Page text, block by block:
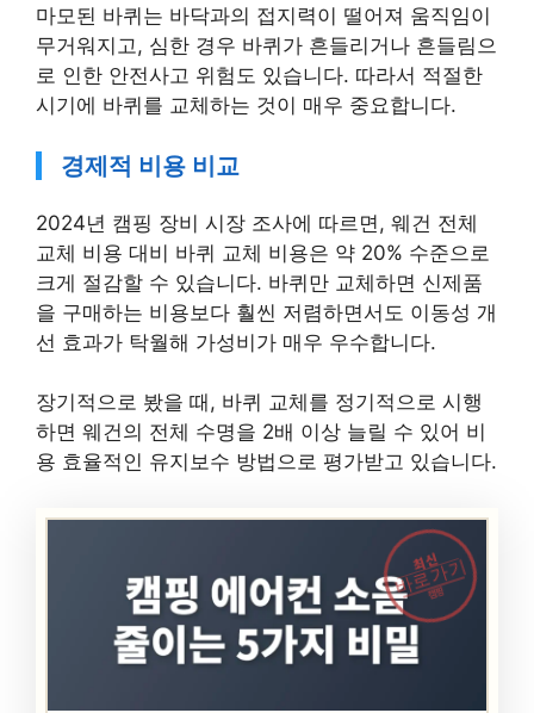
마모된 바퀴는 바닥과의 접지력이 떨어져 움직임이
무거워지고, 심한 경우 바퀴가 흔들리거나 흔들림으
로 인한 안전사고 위험도 있습니다. 따라서 적절한
시기에 바퀴를 교체하는 것이 매우 중요합니다.
경제적 비용 비교
2024년 캠핑 장비 시장 조사에 따르면, 웨건 전체
교체 비용 대비 바퀴 교체 비용은 약 20% 수준으로
크게 절감할 수 있습니다. 바퀴만 교체하면 신제품
을 구매하는 비용보다 훨씬 저렴하면서도 이동성 개
선 효과가 탁월해 가성비가 매우 우수합니다.
장기적으로 봤을 때, 바퀴 교체를 정기적으로 시행
하면 웨건의 전체 수명을 2배 이상 늘릴 수 있어 비
용 효율적인 유지보수 방법으로 평가받고 있습니다.
최신
바로가기
캠핑